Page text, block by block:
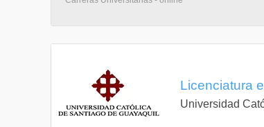
Licenciatura
Universidad